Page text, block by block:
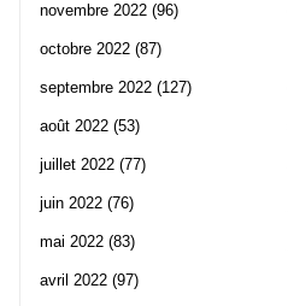
novembre 2022 (96)
octobre 2022 (87)
septembre 2022 (127)
août 2022 (53)
juillet 2022 (77)
juin 2022 (76)
mai 2022 (83)
avril 2022 (97)